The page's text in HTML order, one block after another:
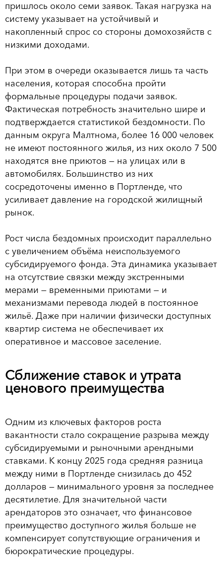
пришлось около семи заявок. Такая нагрузка на
систему указывает на устойчивый и
накопленный спрос со стороны домохозяйств с
низкими доходами.
При этом в очереди оказывается лишь та часть
населения, которая способна пройти
формальные процедуры подачи заявок.
Фактическая потребность значительно шире и
подтверждается статистикой бездомности. По
данным округа Малтнома, более 16 000 человек
не имеют постоянного жилья, из них около 7 500
находятся вне приютов — на улицах или в
автомобилях. Большинство из них
сосредоточены именно в Портленде, что
усиливает давление на городской жилищный
рынок.
Рост числа бездомных происходит параллельно
с увеличением объёма неиспользуемого
субсидируемого фонда. Эта динамика указывает
на отсутствие связки между экстренными
мерами — временными приютами — и
механизмами перевода людей в постоянное
жильё. Даже при наличии физически доступных
квартир система не обеспечивает их
оперативное и массовое заселение.
Сближение ставок и утрата
ценового преимущества
Одним из ключевых факторов роста
вакантности стало сокращение разрыва между
субсидируемыми и рыночными арендными
ставками. К концу 2025 года средняя разница
между ними в Портленде снизилась до 452
долларов — минимального уровня за последнее
десятилетие. Для значительной части
арендаторов это означает, что финансовое
преимущество доступного жилья больше не
компенсирует сопутствующие ограничения и
бюрократические процедуры.